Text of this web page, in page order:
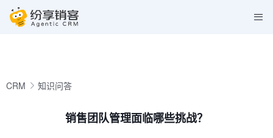
CRM 知识问答
销售团队管理面临哪些挑战？